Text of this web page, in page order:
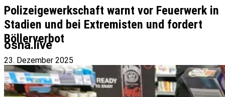
osna.live
Polizeigewerkschaft warnt vor Feuerwerk in
Stadien und bei Extremisten und fordert
Böllerverbot
23. Dezember 2025